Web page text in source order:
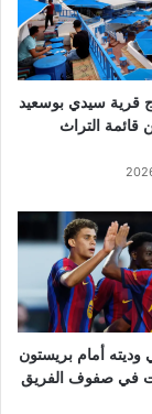
قرية سيدي بوسعيد
قائمة التراث
وديته أمام بريستون
في صفوف الفريق